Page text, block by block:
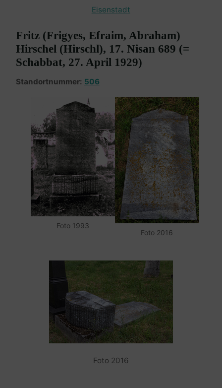
Eisenstadt
Fritz (Frigyes, Efraim, Abraham)
Hirschel (Hirschl), 17. Nisan 689 (=
Schabbat, 27. April 1929)
Standortnummer: 506
Foto 1993
Foto 2016
Foto 2016